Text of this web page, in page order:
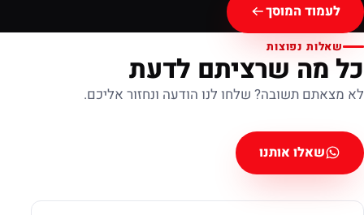
לעמוד המוסך
שאלות נפוצות
כל מה שרציתם לדעת
לא מצאתם תשובה? שלחו לנו הודעה ונחזור אליכם.
שאלו אותנו